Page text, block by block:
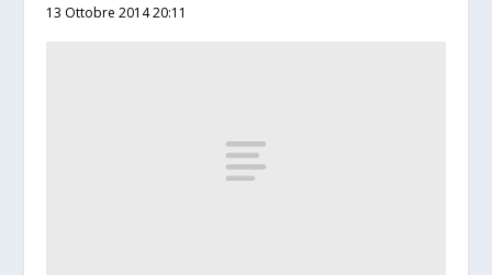
13 Ottobre 2014 20:11